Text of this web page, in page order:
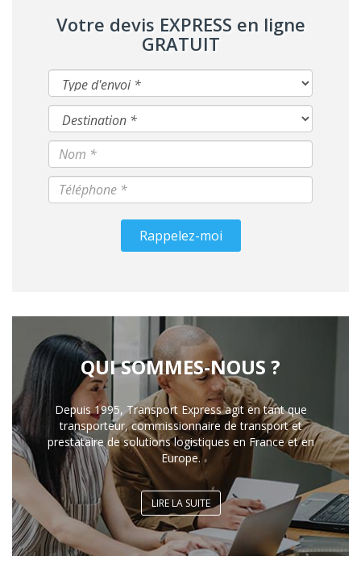
Votre devis EXPRESS en ligne
GRATUIT
Rappelez-moi
QUI SOMMES-NOUS ?
Depuis 1995, Transport Express agit en tant que
transporteur, commissionnaire de transport et
prestataire de solutions logistiques en France et en
Europe.
LIRE LA SUITE